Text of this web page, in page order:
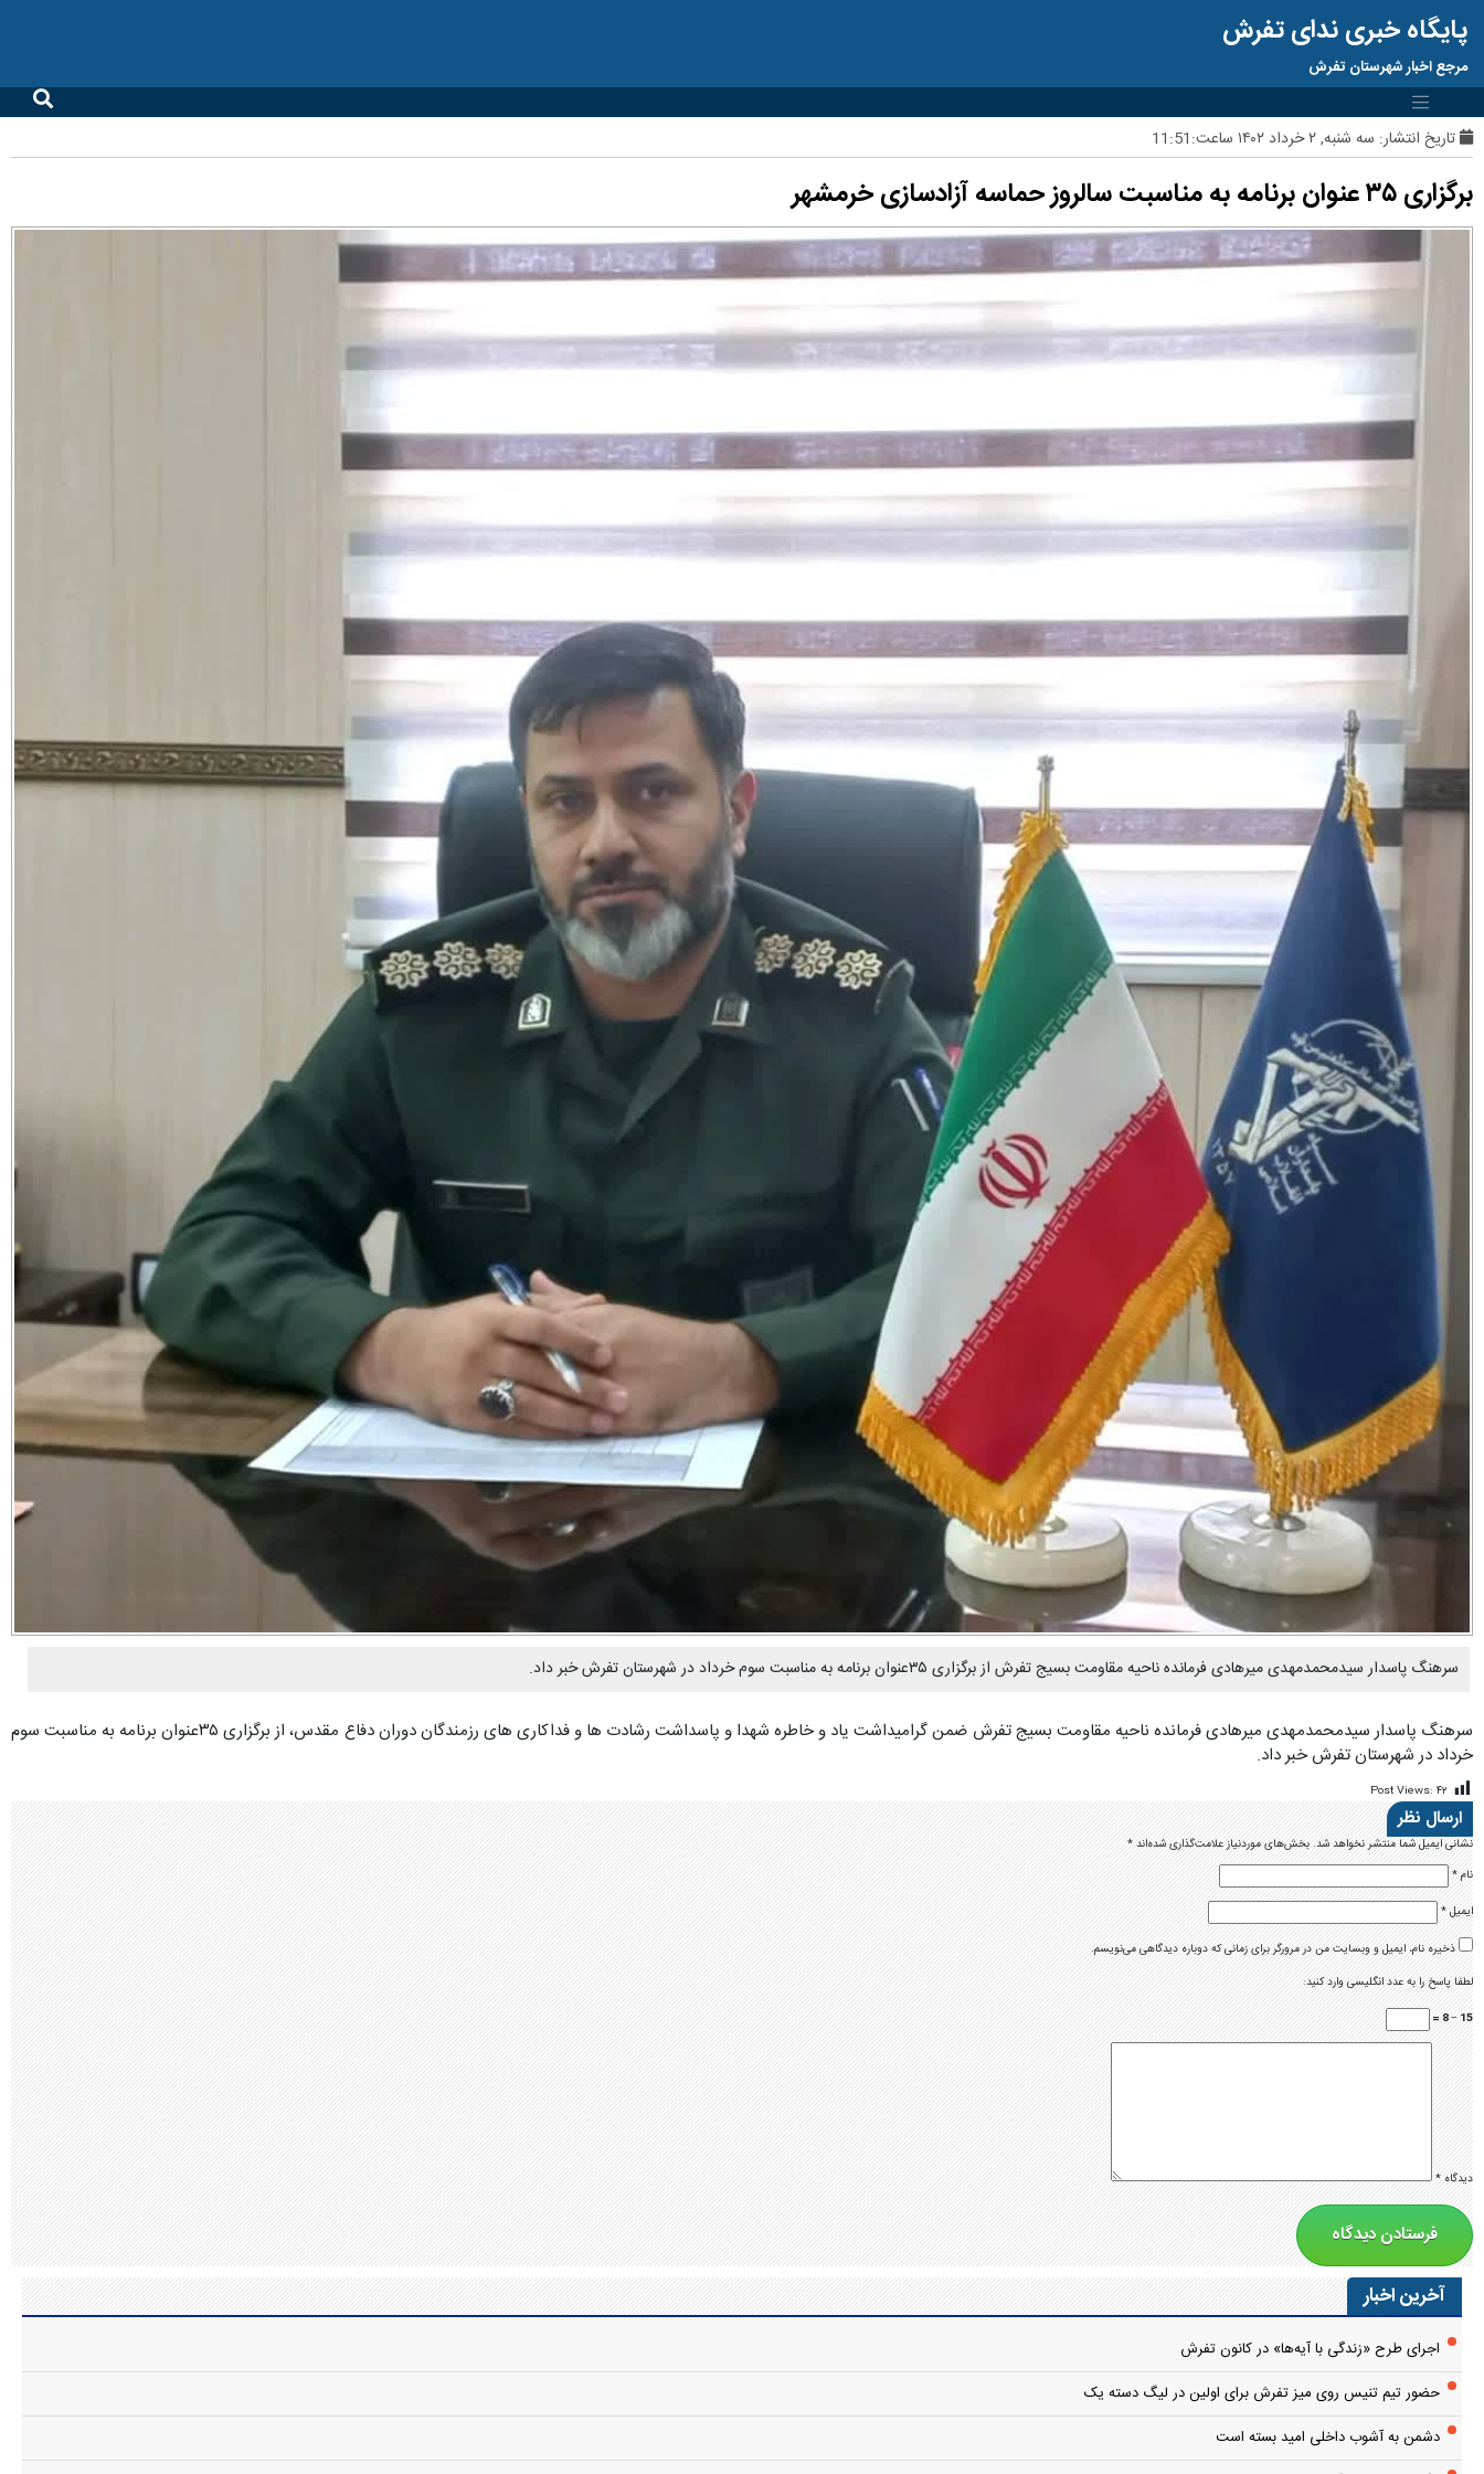
پایگاه خبری ندای تفرش
مرجع اخبار شهرستان تفرش
تاریخ انتشار: سه شنبه, ۲ خرداد ۱۴۰۲ ساعت:11:51
برگزاری ۳۵ عنوان برنامه به مناسبت سالروز حماسه آزادسازی خرمشهر
سرهنگ پاسدار سیدمحمدمهدی میرهادی فرمانده ناحیه مقاومت بسیج تفرش از برگزاری ۳۵عنوان برنامه به مناسبت سوم خرداد در شهرستان تفرش خبر داد.
سرهنگ پاسدار سیدمحمدمهدی میرهادی فرمانده ناحیه مقاومت بسیج تفرش ضمن گرامیداشت یاد و خاطره شهدا و پاسداشت رشادت ها و فداکاری های رزمندگان دوران دفاع مقدس، از برگزاری ۳۵عنوان برنامه به مناسبت سوم
خرداد در شهرستان تفرش خبر داد.
Post Views: ۴۲
ارسال نظر
نشانی ایمیل شما منتشر نخواهد شد.بخش‌های موردنیاز علامت‌گذاری شده‌اند*
نام*
ایمیل*
ذخیره نام، ایمیل و وبسایت من در مرورگر برای زمانی که دوباره دیدگاهی می‌نویسم.
لطفا پاسخ را به عدد انگلیسی وارد کنید:
15 − 8 =
دیدگاه*
آخرین اخبار
اجرای طرح «زندگی با آیه‌ها» در کانون تفرش
حضور تیم تنیس روی میز تفرش برای اولین در لیگ دسته یک
دشمن به آشوب داخلی امید بسته است